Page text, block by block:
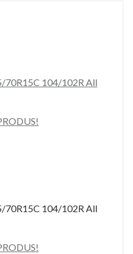
70R15C 104/102R All
70R15C 104/102R All